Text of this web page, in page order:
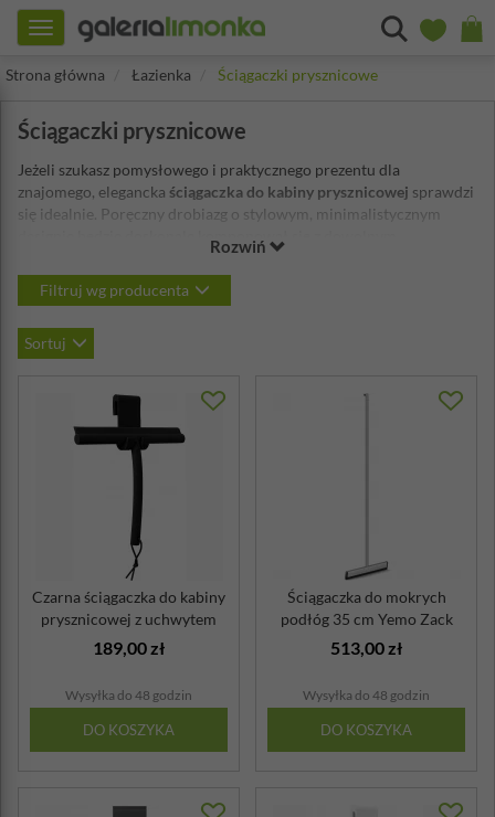
Toggle
navigation
Strona główna
Łazienka Ściągaczki prysznicowe
Ściągaczki prysznicowe
Jeżeli szukasz pomysłowego i praktycznego prezentu dla
znajomego, elegancka ściągaczka do kabiny prysznicowej sprawdzi
się idealnie. Poręczny drobiazg o stylowym, minimalistycznym
charakterem aranżacji łazienki. Jeżeli osoba, którą planujesz
obdarować nie posiada jeszcze tego przydatnego gadżetu, z
pewnością doceni Twój upominek.
Rozwiń
Filtruj wg producenta
Sortuj
Czarna ściągaczka do kabiny
prysznicowej z uchwytem
Blomu...
189,00 zł
Wysyłka do 48 godzin
DO KOSZYKA
Ściągaczka do mokrych
podłóg 35 cm Yemo Zack
stal polerowana
513,00 zł
Wysyłka do 48 godzin
DO KOSZYKA